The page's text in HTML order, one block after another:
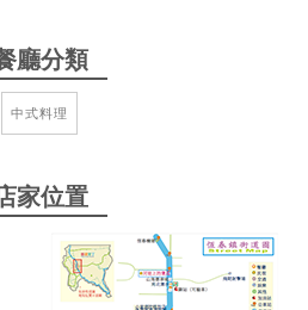
12-22 14:42:39
，老闆娘賣了一輩子的鵝肉，永
呼客人，常客也都是熟客，就吃
08-28 23:25:58
廳分類
中式料理
家位置